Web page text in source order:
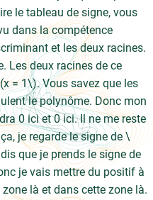
le tableau de signe, vous
dans la compétence
et les deux racines.
Les deux racines de ce
= 1\). Vous savez que les
le polynôme. Donc mon
0 ici et 0 ici. Il ne me reste
je regarde le signe de \
que je prends le signe de
je vais mettre du positif à
là et dans cette zone là.